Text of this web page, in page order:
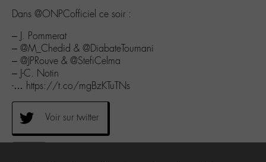
Dans @ONPCofficiel ce soir :
– J. Pommerat
– @M_Chedid & @DiabateToumani
– @JPRouve & @StefiCelma
– J-C. Notin
-… https://t.co/mgBzKTuTNs
Voir sur twitter